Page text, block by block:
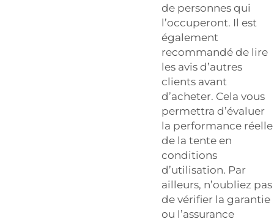
de personnes qui
l’occuperont. Il est
également
recommandé de lire
les avis d’autres
clients avant
d’acheter. Cela vous
permettra d’évaluer
la performance réelle
de la tente en
conditions
d’utilisation. Par
ailleurs, n’oubliez pas
de vérifier la garantie
ou l’assurance